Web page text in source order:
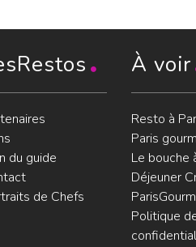
du guide
de Chefs
À voir
Resto à
Paris
Le bouche
Déjeuner
Politique